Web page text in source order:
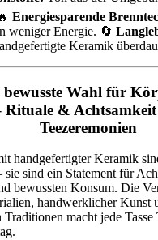
Energiesparende
weniger Energie. 🔄
Keramik
Wahl für
Rituale & Achtsamkeit
Teezeremonien
handgefertigter Keramik
sie sind ein Statement für
bewussten Konsum. Die
handwerklicher Kunst
Traditionen macht jede